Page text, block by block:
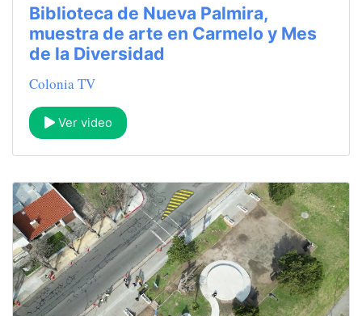
Biblioteca de Nueva Palmira,
muestra de arte en Carmelo y Mes
de la Diversidad
Colonia TV
Ver video